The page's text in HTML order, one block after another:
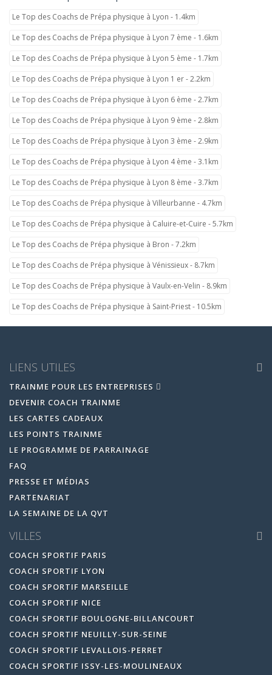
Le Top des Coachs de Prépa physique à Lyon - 1.4km
Le Top des Coachs de Prépa physique à Lyon 7 ème - 1.6km
Le Top des Coachs de Prépa physique à Lyon 5 ème - 1.7km
Le Top des Coachs de Prépa physique à Lyon 1 er - 2.2km
Le Top des Coachs de Prépa physique à Lyon 6 ème - 2.7km
Le Top des Coachs de Prépa physique à Lyon 9 ème - 2.8km
Le Top des Coachs de Prépa physique à Lyon 3 ème - 2.9km
Le Top des Coachs de Prépa physique à Lyon 4 ème - 3.1km
Le Top des Coachs de Prépa physique à Lyon 8 ème - 3.7km
Le Top des Coachs de Prépa physique à Villeurbanne - 4.7km
Le Top des Coachs de Prépa physique à Caluire-et-Cuire - 5.7km
Le Top des Coachs de Prépa physique à Bron - 7.2km
Le Top des Coachs de Prépa physique à Vénissieux - 8.7km
Le Top des Coachs de Prépa physique à Vaulx-en-Velin - 8.9km
Le Top des Coachs de Prépa physique à Saint-Priest - 10.5km
LIENS UTILES
TRAINME POUR LES ENTREPRISES
DEVENIR COACH TRAINME
LES CARTES CADEAUX
LES POINTS TRAINME
LE PROGRAMME DE PARRAINAGE
FAQ
PRESSE ET MÉDIAS
PARTENARIAT
LA SEMAINE DE LA QVT
VILLES
COACH SPORTIF PARIS
COACH SPORTIF LYON
COACH SPORTIF MARSEILLE
COACH SPORTIF NICE
COACH SPORTIF BOULOGNE-BILLANCOURT
COACH SPORTIF NEUILLY-SUR-SEINE
COACH SPORTIF LEVALLOIS-PERRET
COACH SPORTIF ISSY-LES-MOULINEAUX